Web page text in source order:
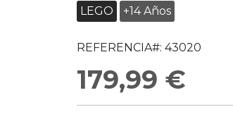
LEGO +14 Años
REFERENCIA#: 43020
179,99 €
galería
imágenes